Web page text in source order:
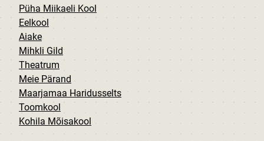
Püha Miikaeli Kool
Eelkool
Aiake
Mihkli Gild
Theatrum
Meie Pärand
Maarjamaa Haridusselts
Toomkool
Kohila Mõisakool